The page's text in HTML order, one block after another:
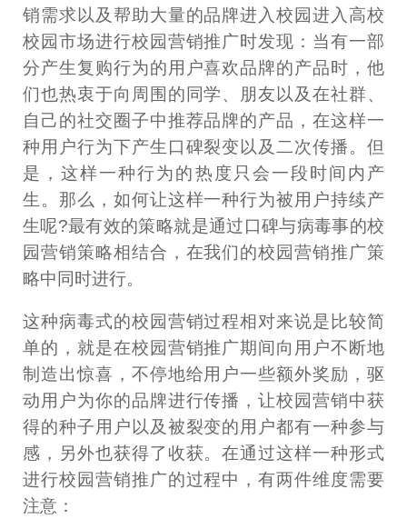
销需求以及帮助大量的品牌进入校园进入高校
校园市场进行校园营销推广时发现：当有一部
分产生复购行为的用户喜欢品牌的产品时，他
们也热衷于向周围的同学、朋友以及在社群、
自己的社交圈子中推荐品牌的产品，在这样一
种用户行为下产生口碑裂变以及二次传播。但
是，这样一种行为的热度只会一段时间内产
生。那么，如何让这样一种行为被用户持续产
生呢?最有效的策略就是通过口碑与病毒事的校
园营销策略相结合，在我们的校园营销推广策
略中同时进行。
这种病毒式的校园营销过程相对来说是比较简
单的，就是在校园营销推广期间向用户不断地
制造出惊喜，不停地给用户一些额外奖励，驱
动用户为你的品牌进行传播，让校园营销中获
得的种子用户以及被裂变的用户都有一种参与
感，另外也获得了收获。在通过这样一种形式
进行校园营销推广的过程中，有两件维度需要
注意：